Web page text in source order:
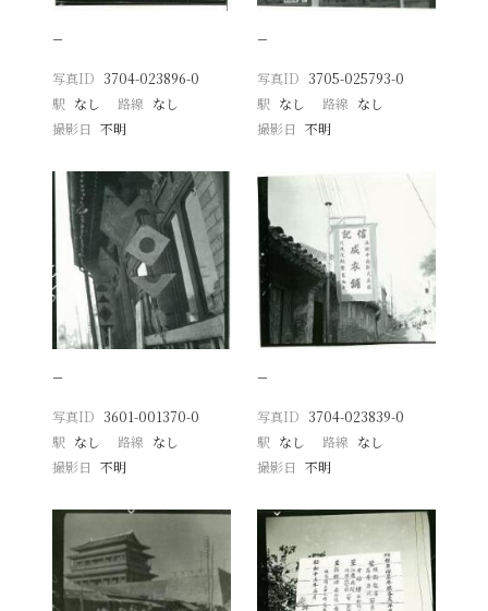
−
写真ID 3704-023896-0
駅 なし 路線 なし
撮影日
不明
−
写真ID 3705-025793-0
駅 なし 路線 なし
撮影日 不明
−
写真ID 3601-001370-0
駅 なし 路線 なし
撮影日
不明
−
写真ID 3704-023839-0
駅 なし 路線 なし
撮影日 不明